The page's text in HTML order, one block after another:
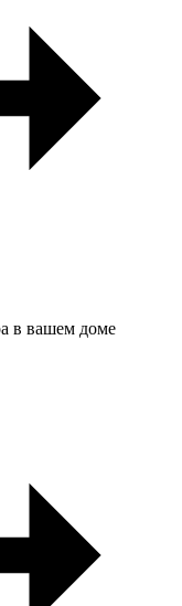
в вашем доме